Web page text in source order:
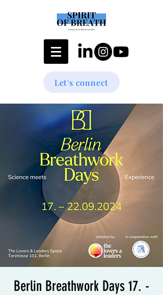
Let's connect
Berlin Breathwork Days 17. -